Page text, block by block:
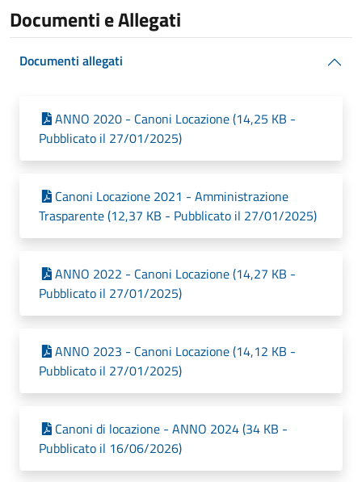
Documenti e Allegati
Documenti allegati
ANNO 2020 - Canoni Locazione (14,25 KB -
Pubblicato il 27/01/2025)
Canoni Locazione 2021 - Amministrazione
Trasparente (12,37 KB - Pubblicato il 27/01/2025)
ANNO 2022 - Canoni Locazione (14,27 KB -
Pubblicato il 27/01/2025)
ANNO 2023 - Canoni Locazione (14,12 KB -
Pubblicato il 27/01/2025)
Canoni di locazione - ANNO 2024 (34 KB -
Pubblicato il 16/06/2026)